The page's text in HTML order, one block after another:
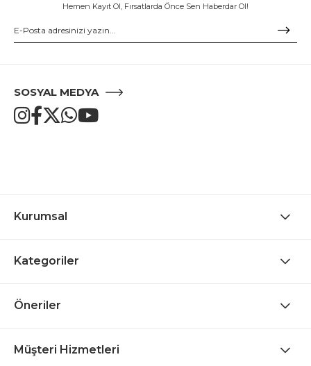
Hemen Kayıt Ol, Fırsatlarda Önce Sen Haberdar Ol!
SOSYAL MEDYA
Kurumsal
Kategoriler
Öneriler
Müşteri Hizmetleri